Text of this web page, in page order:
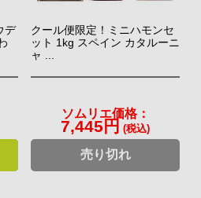
賞のパン！
わり、自家製天然酵母を使用し、
水分量の多い「ハード系」のパン
デ
クール便限定！ミニハモンセ
ット 1kg スペイン カタルーニ
ャ ...
ソムリエ価格：
7,445円 (税込)
売り切れ